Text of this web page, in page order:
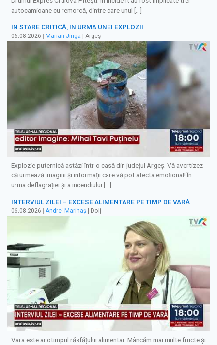
autocamioane cu remorcă, dintre care unul […]
ÎN STARE CRITICĂ, ÎN URMA UNEI EXPLOZII
06.08.2026 Marian Jinga | Argeș
Explozie puternică astăzi într-o casă din județul Argeș. Vă avertizez
că urmează imagini și informații care vă pot afecta emoțional! În
urma deflagrației și a incendiului […]
INTERVIUL ZILEI – EXCESE ALIMENTARE PE TIMP DE VARĂ
06.08.2026 | Andrei Marinaș | Dolj
Vara este anotimpul răsfățului alimentar. Mâncăm mai multe fructe și